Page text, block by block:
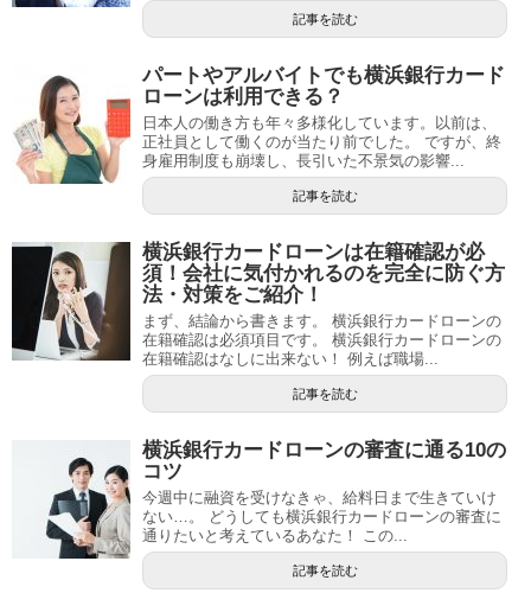
記事を読む
パートやアルバイトでも横浜銀行カード
ローンは利用できる？
日本人の働き方も年々多様化しています。以前は、
正社員として働くのが当たり前でした。 ですが、終
身雇用制度も崩壊し、長引いた不景気の影響...
記事を読む
横浜銀行カードローンは在籍確認が必
須！会社に気付かれるのを完全に防ぐ方
法・対策をご紹介！
まず、結論から書きます。 横浜銀行カードローンの
在籍確認は必須項目です。 横浜銀行カードローンの
在籍確認はなしに出来ない！ 例えば職場...
記事を読む
横浜銀行カードローンの審査に通る10の
コツ
今週中に融資を受けなきゃ、給料日まで生きていけ
ない…。 どうしても横浜銀行カードローンの審査に
通りたいと考えているあなた！ この...
記事を読む